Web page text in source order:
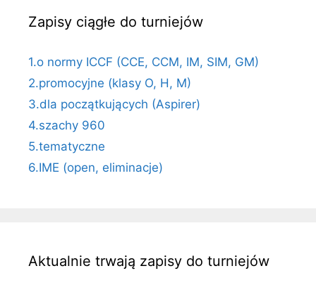
Zapisy ciągłe do turniejów
1.o normy ICCF (CCE, CCM, IM, SIM, GM)
2.promocyjne (klasy O, H, M)
3.dla początkujących (Aspirer)
4.szachy 960
5.tematyczne
6.IME (open, eliminacje)
Aktualnie trwają zapisy do turniejów